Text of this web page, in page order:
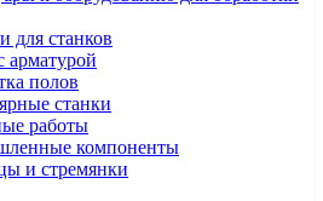
для станков
арматурой
полов
станки
работы
компоненты
и стремянки